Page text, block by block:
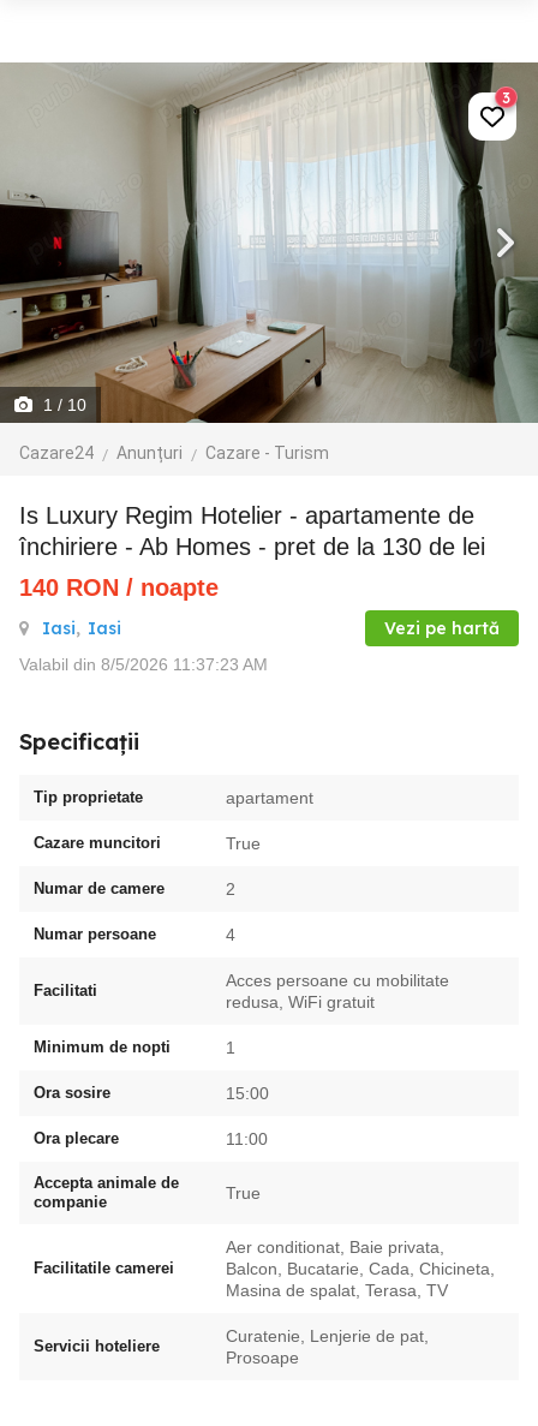
1 / 10
Cazare24 Anunțuri Cazare - Turism
3
Is Luxury Regim Hotelier - apartamente de
închiriere - Ab Homes - pret de la 130 de lei
140 RON / noapte
Iasi, Iasi Vezi pe hartă
Valabil din 8/5/2026 11:37:23 AM
Specificații
Tip proprietate apartament
Cazare muncitori True
Numar de camere 2
Numar persoane 4
Facilitati
Acces persoane cu mobilitate
redusa, WiFi gratuit
Minimum de nopti 1
Ora sosire 15:00
Ora plecare 11:00
Accepta animale de
companie
True
Facilitatile camerei
Aer conditionat, Baie privata,
Balcon, Bucatarie, Cada, Chicineta,
Masina de spalat, Terasa, TV
Servicii hoteliere
Curatenie, Lenjerie de pat,
Prosoape